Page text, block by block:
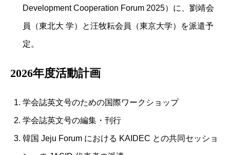
Development Cooperation Forum 2025）に、劉靖会
員（東北⼤ 学）と汪牧耘会員（東京⼤学）を派遣予
定。
2026年度活動計画
学会誌英文号のための国際ワークショップ
学会誌英文号の編集・刊行
韓国 Jeju Forum における KAIDEC との共同セッショ